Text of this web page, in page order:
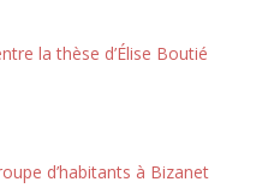
la thèse d’Élise Boutié
d’habitants à Bizanet